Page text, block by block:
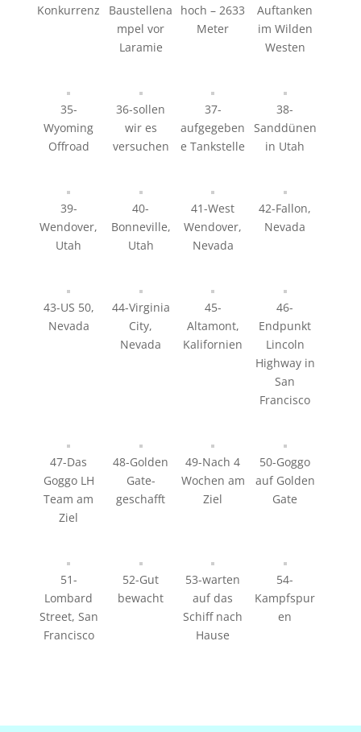
Konkurrenz
Baustellena
mpel vor
Laramie
hoch – 2633
Meter
Auftanken
im Wilden
Westen
35-
Wyoming
Offroad
36-sollen
wir es
versuchen
37-
aufgegeben
e Tankstelle
38-
Sanddünen
in Utah
39-
Wendover,
Utah
40-
Bonneville,
Utah
41-West
Wendover,
Nevada
42-Fallon,
Nevada
43-US 50,
Nevada
44-Virginia
City,
Nevada
45-
Altamont,
Kalifornien
46-
Endpunkt
Lincoln
Highway in
San
Francisco
47-Das
Goggo LH
Team am
Ziel
48-Golden
Gate-
geschafft
49-Nach 4
Wochen am
Ziel
50-Goggo
auf Golden
Gate
51-
Lombard
Street, San
Francisco
52-Gut
bewacht
53-warten
auf das
Schiff nach
Hause
54-
Kampfspur
en